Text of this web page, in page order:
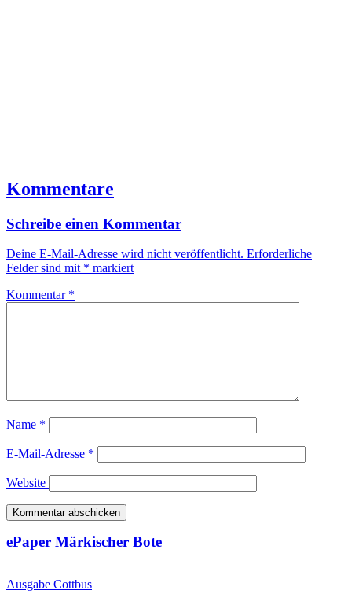
Kommentare
Schreibe einen Kommentar
Deine E-Mail-Adresse wird nicht veröffentlicht. Erforderliche
Felder sind mit * markiert
Kommentar *
Name *
E-Mail-Adresse *
Website
ePaper Märkischer Bote
Ausgabe Cottbus